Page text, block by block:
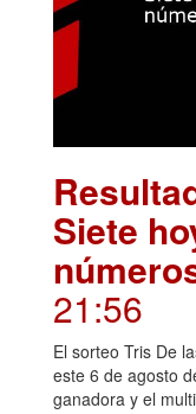
Siete
21:56
El sorteo Tris De
este 6 de agosto
ganadora y el